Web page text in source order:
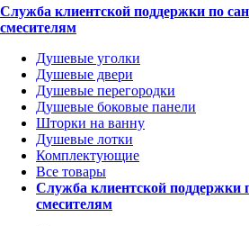
Служба клиентской поддержки по
смесителям
Душевые уголки
Душевые двери
Душевые перегородки
Душевые боковые панели
Шторки на ванну
Душевые лотки
Комплектующие
Все товары
Служба клиентской поддержки
смесителям